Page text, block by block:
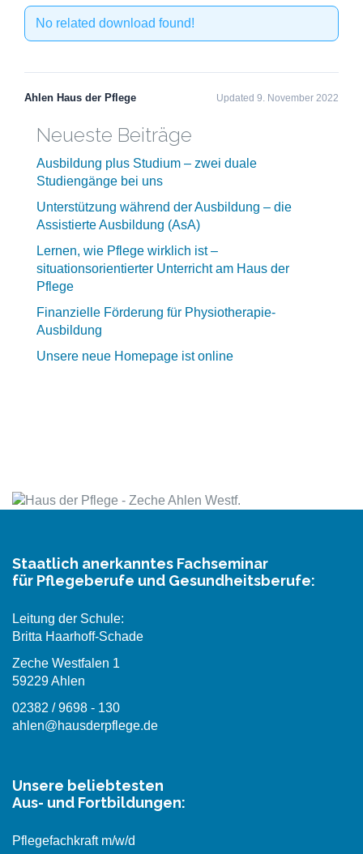
No related download found!
Ahlen Haus der Pflege Updated 9. November 2022
Neueste Beiträge
Ausbildung plus Studium – zwei duale
Studiengänge bei uns
Unterstützung während der Ausbildung – die
Assistierte Ausbildung (AsA)
Lernen, wie Pflege wirklich ist –
situationsorientierter Unterricht am Haus der
Pflege
Finanzielle Förderung für Physiotherapie-
Ausbildung
Unsere neue Homepage ist online
Staatlich anerkanntes Fachseminar
für Pflegeberufe und Gesundheitsberufe:
Leitung der Schule:
Britta Haarhoff-Schade
Zeche Westfalen 1
59229 Ahlen
02382 / 9698 - 130
ahlen@hausderpflege.de
Unsere beliebtesten
Aus- und Fortbildungen:
Pflegefachkraft m/w/d